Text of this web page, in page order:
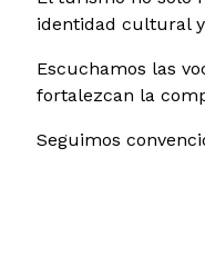
identidad cultural
Escuchamos las
fortalezcan la
Seguimos